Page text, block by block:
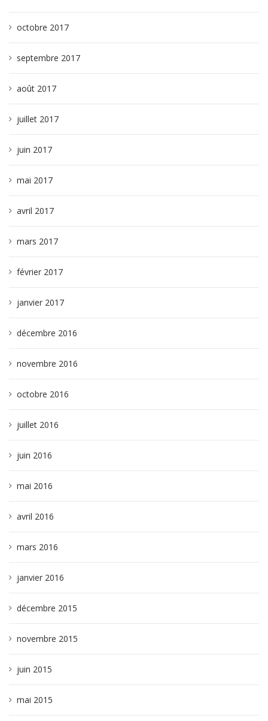
octobre 2017
septembre 2017
août 2017
juillet 2017
juin 2017
mai 2017
avril 2017
mars 2017
février 2017
janvier 2017
décembre 2016
novembre 2016
octobre 2016
juillet 2016
juin 2016
mai 2016
avril 2016
mars 2016
janvier 2016
décembre 2015
novembre 2015
juin 2015
mai 2015